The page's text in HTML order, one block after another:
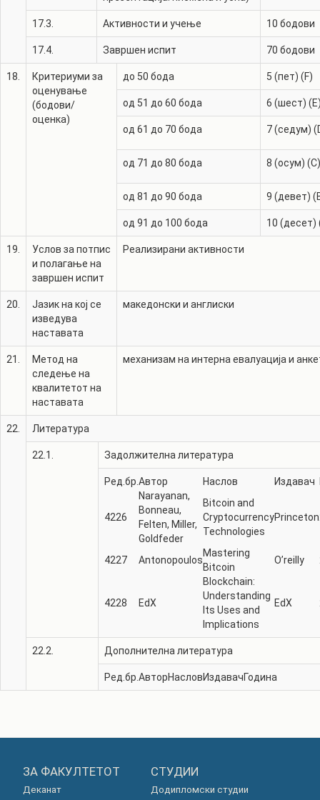
17.3. Активности и учење 10 бодови
17.4. Завршен испит 70 бодови
18.
Критериуми за
оценување
(бодови/
оценка)
до 50 бода 5 (пет) (F)
од 51 до 60 бода 6 (шест)
од 61 до 70 бода 7 (седум)
од 71 до 80 бода 8 (осум) (C)
од 81 до 90 бода 9 (девет)
од 91 до 100 бода 10 (десет)
19.
Услов за потпис
и полагање на
завршен испит
Реализирани активности
20.
Јазик на кој се
изведува
наставата
македонски и англиски
21.
Метод на
следење на
квалитетот на
наставата
механизам на интерна евалуација и
22. Литература
22.1. Задолжителна литература
Ред.бр. Автор Наслов Издавач
4226
Narayanan,
Bonneau,
Felten, Miller,
Goldfeder
Bitcoin and
Cryptocurrency
Technologies
Princeton
4227 Antonopoulos
Mastering
Bitcoin
O’reilly
4228 EdX
Blockchain:
Understanding
Its Uses and
Implications
EdX
22.2. Дополнителна литература
Ред.бр. АвторНасловИздавачГодина
ЗА ФАКУЛТЕТОТ
Деканат
СТУДИИ
Додипломски студии